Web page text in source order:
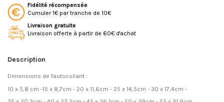
Fidélité récompensée
Cumuler 1€ par tranche de 10€
Livraison gratuite
Livraison offerte à partir de 60€ d'achat
Description
Dimensions de l'autocollant :
10 x 5,8 cm -15 x 8,7cm - 20 x 11,6cm - 25 x 14,5cm - 30 x 17,4cm -